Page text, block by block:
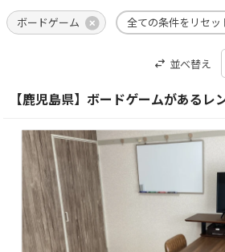
ボードゲーム 全ての条件をリセッ
並べ替え
【鹿児島県】ボードゲームがあるレ